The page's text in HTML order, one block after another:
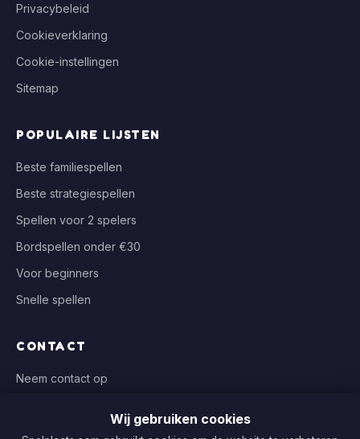
Privacybeleid
Cookieverklaring
Cookie-instellingen
Sitemap
POPULAIRE LIJSTEN
Beste familiespellen
Beste strategiespellen
Spellen voor 2 spelers
Bordspellen onder €30
Voor beginners
Snelle spellen
CONTACT
Neem contact op
Wij gebruiken cookies